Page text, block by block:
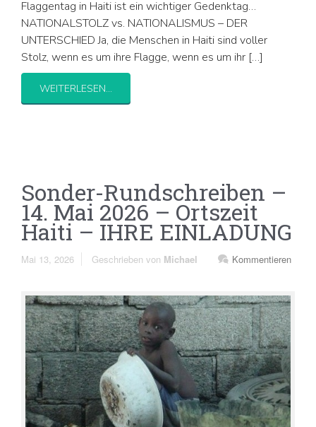
Flaggentag in Haiti ist ein wichtiger Gedenktag…
NATIONALSTOLZ vs. NATIONALISMUS – DER
UNTERSCHIED Ja, die Menschen in Haiti sind voller
Stolz, wenn es um ihre Flagge, wenn es um ihr […]
WEITERLESEN...
Sonder-Rundschreiben –
14. Mai 2026 – Ortszeit
Haiti – IHRE EINLADUNG
Mai 13, 2026 Kommentieren
Geschrieben von Michael